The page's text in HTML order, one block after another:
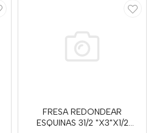
FRESA REDONDEAR
ESQUINAS 31/2 "X3"X1/2